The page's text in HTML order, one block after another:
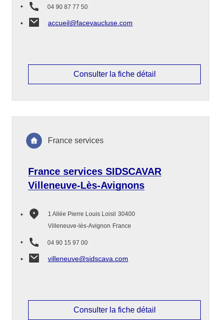
04 90 87 77 50
accueil@facevaucluse.com
Consulter la fiche détail
France services SIDSCAVAR
Villeneuve-Lès-Avignons
1 Allée Pierre Louis Loisil 30400
Villeneuve-lès-Avignon France
04 90 15 97 00
villeneuve@sidscava.com
France services
Consulter la fiche détail